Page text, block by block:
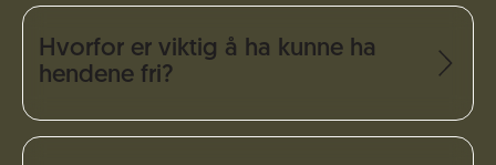
Hvorfor er viktig å ha kunne ha
hendene fri?